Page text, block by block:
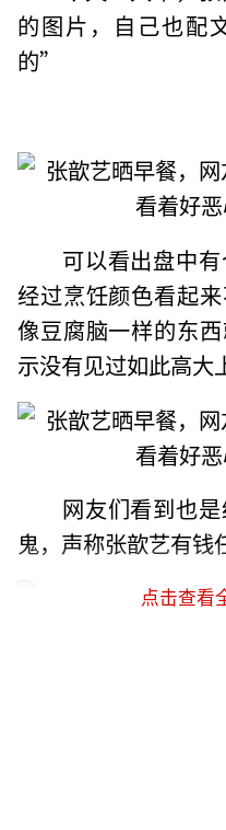
的图片，自己也配
的”
可以看出盘中有
经过烹饪颜色看起
像豆腐脑一样的东
示没有见过如此高大
网友们看到也
鬼，声称张歆艺有钱
点击查看